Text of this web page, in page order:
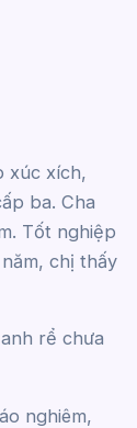
xúc xích,
ba. Cha
Tốt nghiệp
chị thấy
rể chưa
nghiêm,